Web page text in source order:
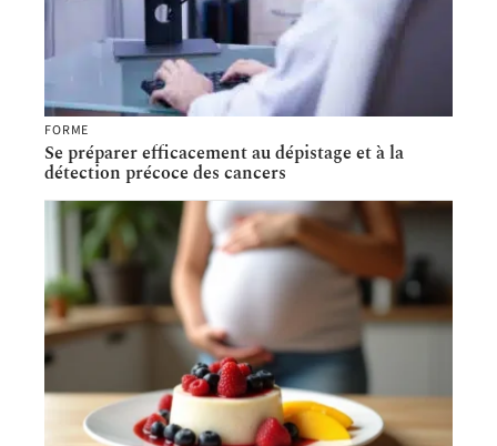
FORME
Se préparer efficacement au dépistage et à la
détection précoce des cancers